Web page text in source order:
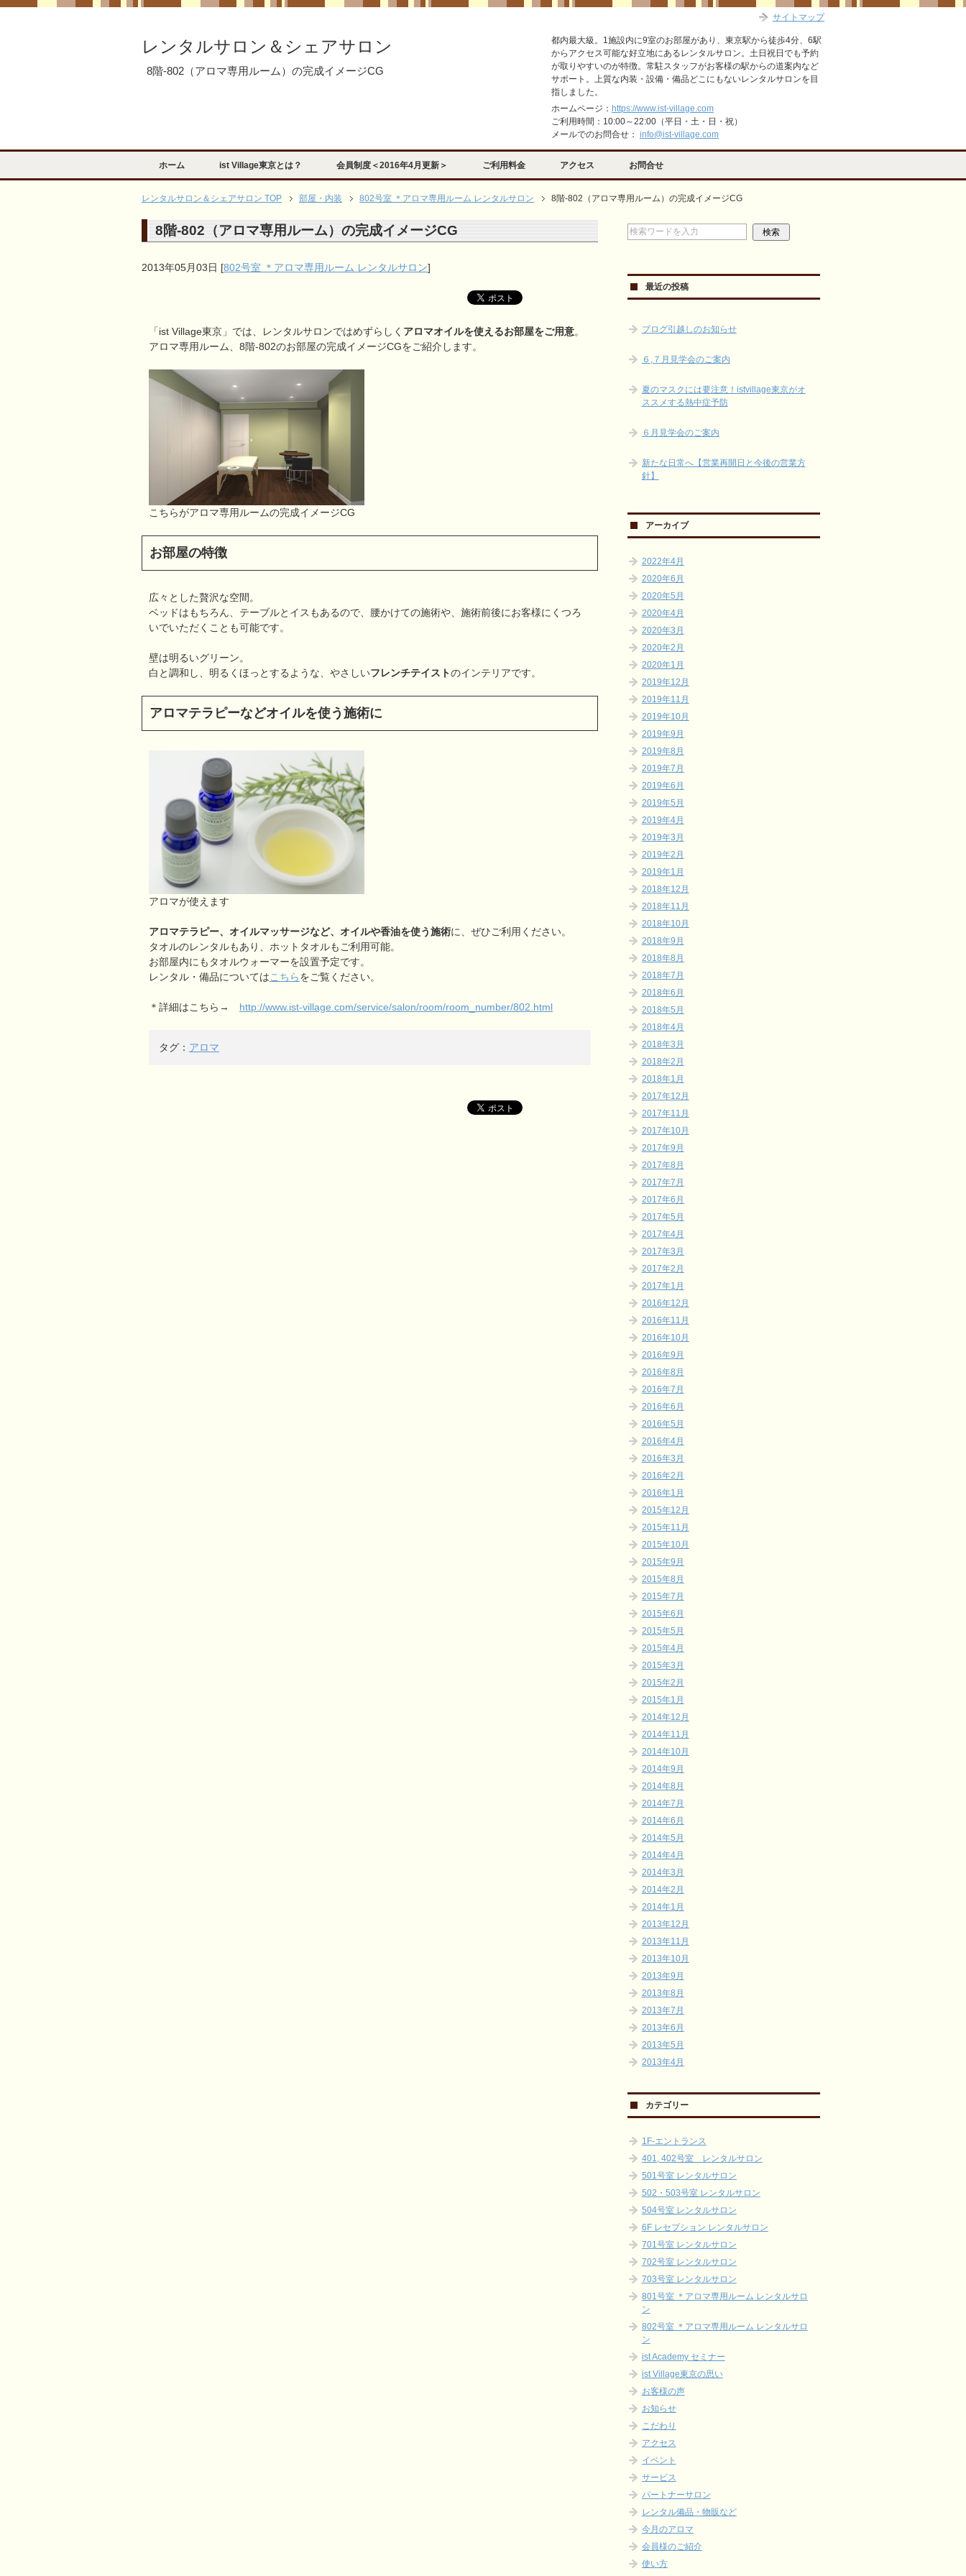
レンタルサロン＆シェアサロン
8階-802（アロマ専用ルーム）の完成イメージCG
都内最大級。1施設内に9室のお部屋があり、東京駅から徒歩4分、6駅
からアクセス可能な好立地にあるレンタルサロン。土日祝日でも予約
が取りやすいのが特徴。常駐スタッフがお客様の駅からの道案内など
サポート。上質な内装・設備・備品どこにもないレンタルサロンを目
指しました。
ホームページ： https://www.ist-village.com
ご利用時間：10:00～22:00（平日・土・日・祝）
メールでのお問合せ： info@ist-village.com
ホーム ist Village東京とは？ 会員制度＜2016年4月更新＞ ご利用料金 アクセス お問合せ
レンタルサロン＆シェアサロン TOP 部屋・内装 802号室 ＊アロマ専用ルーム レンタルサロン 8階-802（アロマ専用ルーム）の完成イメージCG
8階-802（アロマ専用ルーム）の完成イメージCG
2013年05月03日 [802号室 ＊アロマ専用ルーム レンタルサロン]
「ist Village東京」では、レンタルサロンではめずらしく アロマオイルを使えるお部屋をご用意。
アロマ専用ルーム、8階-802のお部屋の完成イメージCGをご紹介します。
こちらがアロマ専用ルームの完成イメージCG
お部屋の特徴
広々とした贅沢な空間。
ベッドはもちろん、テーブルとイスもあるので、腰かけての施術や、施術前後にお客様にくつろ
いでいただくことも可能です。
壁は明るいグリーン。
白と調和し、明るくほっとするような、やさしいフレンチテイストのインテリアです。
アロマテラピーなどオイルを使う施術に
アロマが使えます
アロマテラピー、オイルマッサージなど、オイルや香油を使う施術に、ぜひご利用ください。
タオルのレンタルもあり、ホットタオルもご利用可能。
お部屋内にもタオルウォーマーを設置予定です。
レンタル・備品についてはこちらをご覧ください。
＊詳細はこちら→ http://www.ist-village.com/service/salon/room/room_number/802.html
タグ： アロマ
最近の投稿
ブログ引越しのお知らせ
６,７月見学会のご案内
夏のマスクには要注意！istvillage東京がオ
ススメする熱中症予防
６月見学会のご案内
新たな日常へ【営業再開日と今後の営業方
針】
アーカイブ
2022年4月
2020年6月
2020年5月
2020年4月
2020年3月
2020年2月
2020年1月
2019年12月
2019年11月
2019年10月
2019年9月
2019年8月
2019年7月
2019年6月
2019年5月
2019年4月
2019年3月
2019年2月
2019年1月
2018年12月
2018年11月
2018年10月
2018年9月
2018年8月
2018年7月
2018年6月
2018年5月
2018年4月
2018年3月
2018年2月
2018年1月
2017年12月
2017年11月
2017年10月
2017年9月
2017年8月
2017年7月
2017年6月
2017年5月
2017年4月
2017年3月
2017年2月
2017年1月
2016年12月
2016年11月
2016年10月
2016年9月
2016年8月
2016年7月
2016年6月
2016年5月
2016年4月
2016年3月
2016年2月
2016年1月
2015年12月
2015年11月
2015年10月
2015年9月
2015年8月
2015年7月
2015年6月
2015年5月
2015年4月
2015年3月
2015年2月
2015年1月
2014年12月
2014年11月
2014年10月
2014年9月
2014年8月
2014年7月
2014年6月
2014年5月
2014年4月
2014年3月
2014年2月
2014年1月
2013年12月
2013年11月
2013年10月
2013年9月
2013年8月
2013年7月
2013年6月
2013年5月
2013年4月
カテゴリー
1F-エントランス
401, 402号室 レンタルサロン
501号室 レンタルサロン
502・503号室 レンタルサロン
504号室 レンタルサロン
6F レセプション レンタルサロン
701号室 レンタルサロン
702号室 レンタルサロン
703号室 レンタルサロン
801号室 ＊アロマ専用ルーム レンタルサロ
ン
802号室 ＊アロマ専用ルーム レンタルサロ
ン
ist Academy セミナー
ist Village東京の思い
お客様の声
お知らせ
こだわり
アクセス
イベント
サービス
パートナーサロン
レンタル備品・物販など
今月のアロマ
会員様のご紹介
使い方
サイトマップ